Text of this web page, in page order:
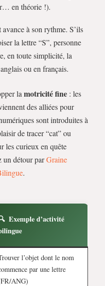
en théorie !).
à son rythme. S’ils
la lettre “S”, personne
en toute simplicité, la
ou en français.
la motricité fine : les
des alliées pour
sont introduites à
de tracer “cat” ou
les curieux en quête
un détour parGraine
.
Exemple d’activité
l’objet dont le nom
par une lettre
ANG)